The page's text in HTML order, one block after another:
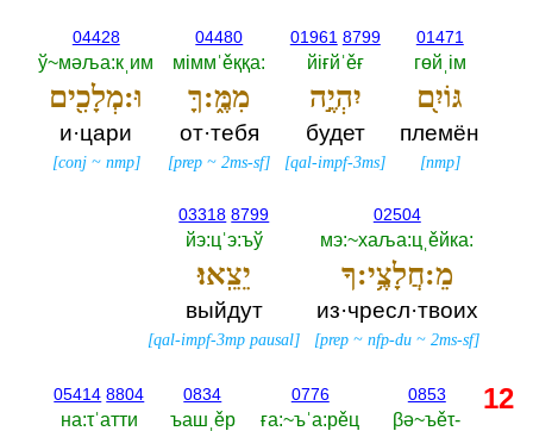
01471
гөйˌiм
גּוֹיִ֖ם
племён
[nmp]
01961 8799
йiғйˈěғ
יִהְיֶ֣ה
будет
[qal-impf-3ms]
04480
мiммˈěққа:‎
מִמֶּ֑:ךָּ
от·тебя
[prep ~2ms-sf]
04428
ў~мәља:кˌим
וּ:מְלָכִ֖ים
и·цари
[conj~ nmp]
02504
мэ:~хаља:цˌěйка:‎
מֵ:חֲלָצֶ֥י:ךָ
из·чресл·твоих
[prep ~nfp-du ~2ms-sf]
03318 8799
йэ:цˈэ:ъў
יֵצֵֽאוּ׃
выйдут
[qal-impf-3mp pausal]
0853
βә~ъěτ-‎
0776
ға:~ъˈа:рěц
0834
ъашˌěр
05414 8804
на:τˈатти
12